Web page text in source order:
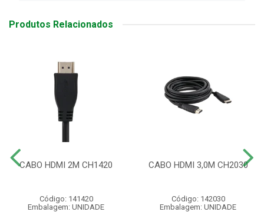
Produtos Relacionados
CABO HDMI 2M CH1420
Código: 141420
Embalagem: UNIDADE
CABO HDMI 3,0M CH2030
Código: 142030
Embalagem: UNIDADE